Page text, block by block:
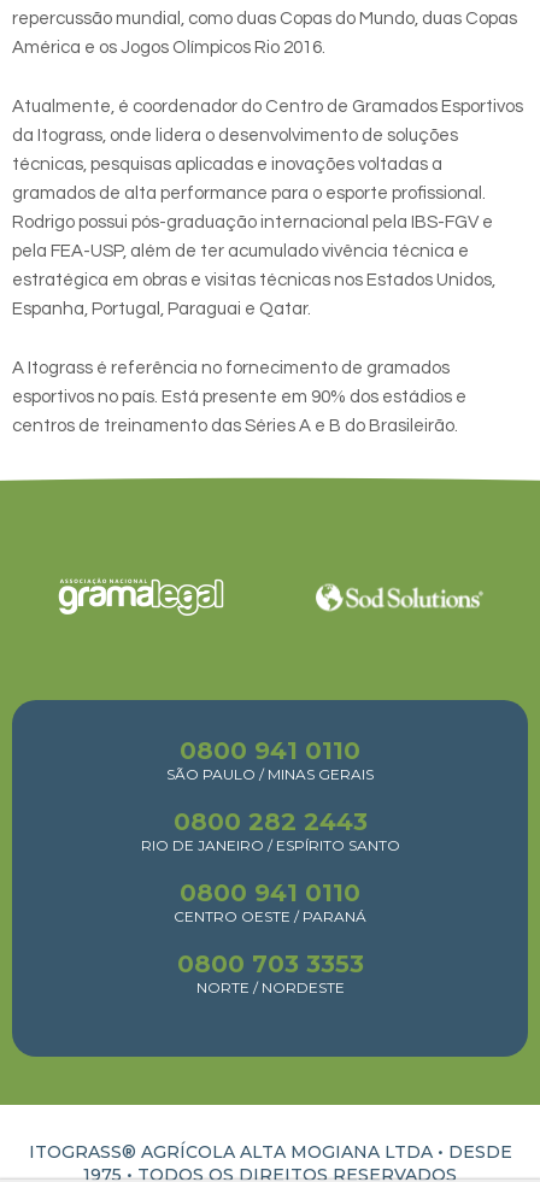
repercussão mundial, como duas Copas do Mundo, duas Copas
América e os Jogos Olímpicos Rio 2016.
Atualmente, é coordenador do Centro de Gramados Esportivos
da Itograss, onde lidera o desenvolvimento de soluções
técnicas, pesquisas aplicadas e inovações voltadas a
gramados de alta performance para o esporte profissional.
Rodrigo possui pós-graduação internacional pela IBS-FGV e
pela FEA-USP, além de ter acumulado vivência técnica e
estratégica em obras e visitas técnicas nos Estados Unidos,
Espanha, Portugal, Paraguai e Qatar.
A Itograss é referência no fornecimento de gramados
esportivos no país. Está presente em 90% dos estádios e
centros de treinamento das Séries A e B do Brasileirão.
0800 941 0110
SÃO PAULO / MINAS GERAIS
0800 282 2443
RIO DE JANEIRO / ESPÍRITO SANTO
0800 941 0110
CENTRO OESTE / PARANÁ
0800 703 3353
NORTE / NORDESTE
ITOGRASS® AGRÍCOLA ALTA MOGIANA LTDA • DESDE
1975 •TODOS OS DIREITOS RESERVADOS